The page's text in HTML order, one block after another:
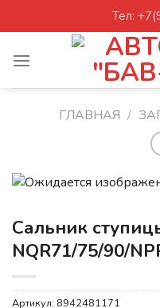
to
Тел:
ГЛАВНАЯ /
Сальник
NQR71/75/90/
Артикул: 8942481171